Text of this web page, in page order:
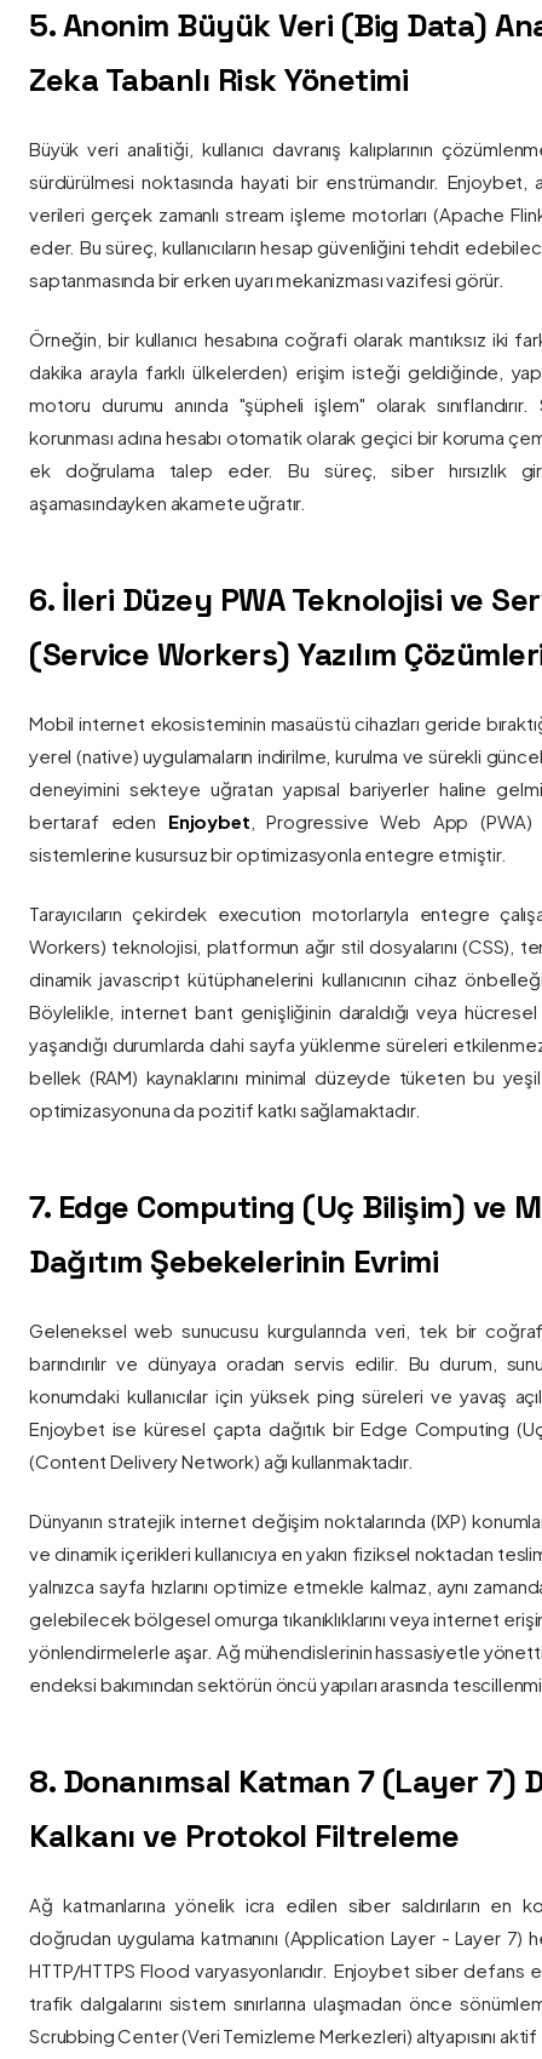
5. Anonim Büyük Veri (Big Data)
Zeka Tabanlı Risk Yönetimi
Büyük veri analitiği, kullanıcı davranış kalıplarının
sürdürülmesi noktasında hayati bir enstrümandır. Enjoybet,
verileri gerçek zamanlı stream işleme motorları (Apache Flink
eder. Bu süreç, kullanıcıların hesap güvenliğini tehdit
saptanmasında bir erken uyarı mekanizması vazifesi görür.
Örneğin, bir kullanıcı hesabına coğrafi olarak mantıksız iki
dakika arayla farklı ülkelerden) erişim isteği geldiğinde,
motoru durumu anında "şüpheli işlem" olarak sınıflandırır.
korunması adına hesabı otomatik olarak geçici bir koruma
ek doğrulama talep eder. Bu süreç, siber hırsızlık
aşamasındayken akamete uğratır.
6. İleri Düzey PWA Teknolojisi ve
(Service Workers) Yazılım
Mobil internet ekosisteminin masaüstü cihazları geride
yerel (native) uygulamaların indirilme, kurulma ve sürekli
deneyimini sekteye uğratan yapısal bariyerler haline
bertaraf eden Enjoybet , Progressive Web App (PWA)
sistemlerine kusursuz bir optimizasyonla entegre etmiştir.
Tarayıcıların çekirdek execution motorlarıyla entegre
Workers) teknolojisi, platformun ağır stil dosyalarını (CSS),
dinamik javascript kütüphanelerini kullanıcının cihaz
Böylelikle, internet bant genişliğinin daraldığı veya
yaşandığı durumlarda dahi sayfa yüklenme süreleri
bellek (RAM) kaynaklarını minimal düzeyde tüketen bu yeşil
optimizasyonuna da pozitif katkı sağlamaktadır.
7. Edge Computing (Uç Bilişim) ve
Dağıtım Şebekelerinin Evrimi
Geleneksel web sunucusu kurgularında veri, tek bir
barındırılır ve dünyaya oradan servis edilir. Bu durum,
konumdaki kullanıcılar için yüksek ping süreleri ve yavaş
Enjoybet ise küresel çapta dağıtık bir Edge Computing
(Content Delivery Network) ağı kullanmaktadır.
Dünyanın stratejik internet değişim noktalarında (IXP)
ve dinamik içerikleri kullanıcıya en yakın fiziksel noktadan
yalnızca sayfa hızlarını optimize etmekle kalmaz, aynı
gelebilecek bölgesel omurga tıkanıklıklarını veya internet
yönlendirmelerle aşar. Ağ mühendislerinin hassasiyetle
endeksi bakımından sektörün öncü yapıları arasında
8. Donanımsal Katman 7 (Layer 7)
Kalkanı ve Protokol Filtreleme
Ağ katmanlarına yönelik icra edilen siber saldırıların en
doğrudan uygulama katmanını (Application Layer - Layer 7)
HTTP/HTTPS Flood varyasyonlarıdır. Enjoybet siber
trafik dalgalarını sistem sınırlarına ulaşmadan önce
Scrubbing Center (Veri Temizleme Merkezleri) altyapısını